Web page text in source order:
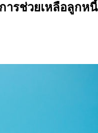
ารช่วยเหลือลูกหนี้